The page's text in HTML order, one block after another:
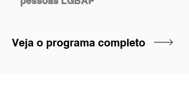
Veja o programa completo